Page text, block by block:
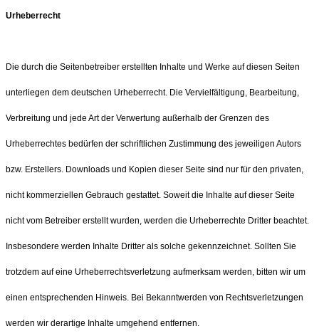
Urheberrecht
Die durch die Seitenbetreiber erstellten Inhalte und Werke auf diesen Seiten
unterliegen dem deutschen Urheberrecht. Die Vervielfältigung, Bearbeitung,
Verbreitung und jede Art der Verwertung außerhalb der Grenzen des
Urheberrechtes bedürfen der schriftlichen Zustimmung des jeweiligen Autors
bzw. Erstellers. Downloads und Kopien dieser Seite sind nur für den privaten,
nicht kommerziellen Gebrauch gestattet. Soweit die Inhalte auf dieser Seite
nicht vom Betreiber erstellt wurden, werden die Urheberrechte Dritter beachtet.
Insbesondere werden Inhalte Dritter als solche gekennzeichnet. Sollten Sie
trotzdem auf eine Urheberrechtsverletzung aufmerksam werden, bitten wir um
einen entsprechenden Hinweis. Bei Bekanntwerden von Rechtsverletzungen
werden wir derartige Inhalte umgehend entfernen.